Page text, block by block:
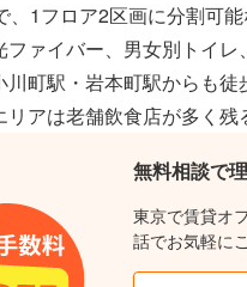
、1フロア2区画に分割可
ファイバー、男女別トイ
川町駅・岩本町駅からも
リアは老舗飲食店が多く
無料相談で
東京で賃貸オ
話でお気軽に